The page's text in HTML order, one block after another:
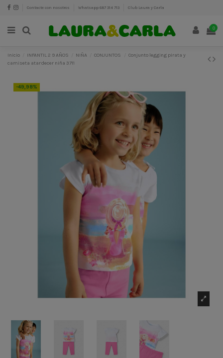
Contacte con nosotros Whatsapp 687 314 713 Club Laura y Carla
0
Inicio INFANTIL 2 9 AÑOS NIÑA CONJUNTOS
Conjunto legging pirata y
camiseta atardecer niña 3711
-49,98%